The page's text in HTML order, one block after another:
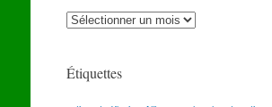
Archives
Étiquettes